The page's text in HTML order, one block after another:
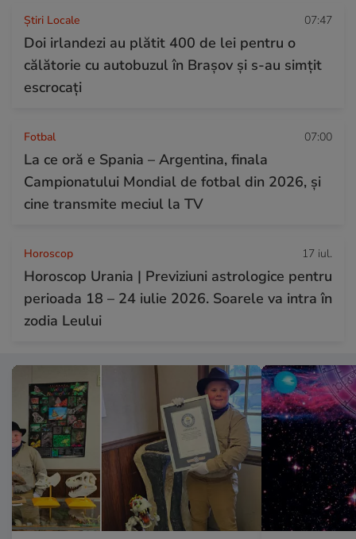
Știri Locale 07:47
Doi irlandezi au plătit 400 de lei pentru o
călătorie cu autobuzul în Brașov și s-au simțit
escrocați
Fotbal 07:00
La ce oră e Spania – Argentina, finala
Campionatului Mondial de fotbal din 2026, și
cine transmite meciul la TV
Horoscop 17 iul.
Horoscop Urania | Previziuni astrologice pentru
perioada 18 – 24 iulie 2026. Soarele va intra în
zodia Leului